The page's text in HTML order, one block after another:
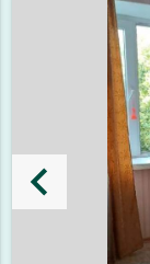
keyboard_arrow_left